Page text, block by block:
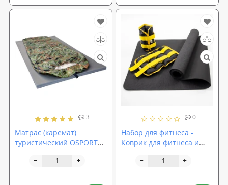
3
Матрас (каремат)
туристический OSPORT
0015-20)
0
Набор для фитнеса -
Коврик для фитнеса и
утяжелители 2шт по 2 кг